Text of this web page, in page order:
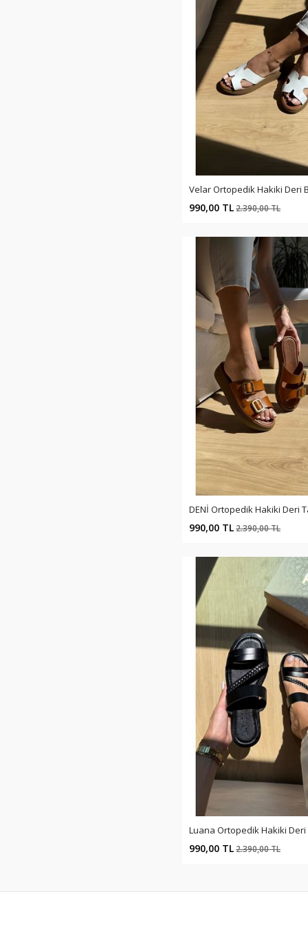
990,00 TL2.390,00 TL
DENİ Ortopedik Hakiki Deri
990,00 TL2.390,00 TL
990,00 TL2.390,00 TL